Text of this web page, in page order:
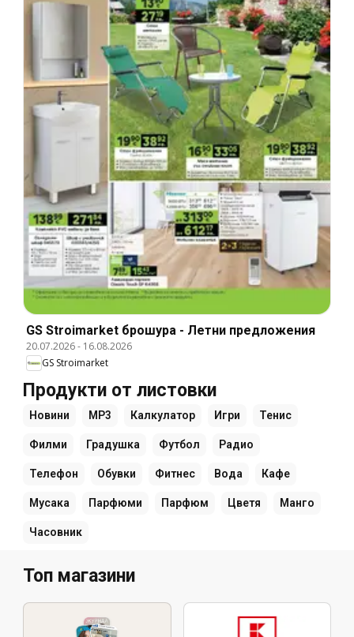
GS Stroimarket брошура - Летни предложения
20.07.2026- 16.08.2026
GS Stroimarket
Продукти от листовки
Новини MP3 Калкулатор Игри Тенис
Филми Градушка Футбол Радио
Телефон Обувки Фитнес Вода Кафе
Мусака Парфюми Парфюм Цветя Манго
Часовник
Топ магазини